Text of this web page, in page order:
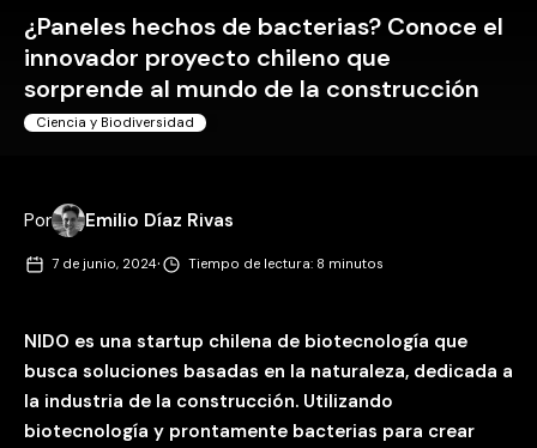
¿Paneles hechos de bacterias? Conoce el
innovador proyecto chileno que
sorprende al mundo de la construcción
Ciencia y Biodiversidad
Por Emilio Díaz Rivas
7 de junio, 2024· Tiempo de lectura: 8 minutos
NIDO es una startup chilena de biotecnología que
busca soluciones basadas en la naturaleza, dedicada a
la industria de la construcción. Utilizando
biotecnología y prontamente bacterias para crear